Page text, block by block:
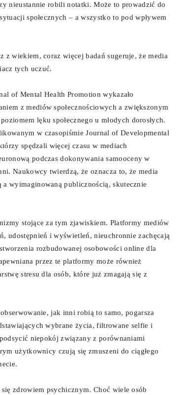
nieustannie robili notatki. Może to prowadzić do
społecznych – a wszystko to pod wpływem
z wiekiem, coraz więcej badań sugeruje, że media
tych uczuć.
of Mental Health Promotion wykazało
z mediów społecznościowych a zwiększonym
lęku społecznego u młodych dorosłych.
w czasopiśmie Journal of Developmental
spędzali więcej czasu w mediach
podczas dokonywania samooceny w
Naukowcy twierdzą, że oznacza to, że media
a wyimaginowaną publicznością, skutecznie
stojące za tym zjawiskiem. Platformy mediów
udostępnień i wyświetleń, nieuchronnie zachęcają
rozbudowanej osobowości online dla
przez te platformy może również
stresu dla osób, które już zmagają się z
jak inni robią to samo, pogarsza
wybrane życia, filtrowane selfie i
niepokój związany z porównaniami
użytkownicy czują się zmuszeni do ciągłego
zdrowiem psychicznym. Choć wiele osób